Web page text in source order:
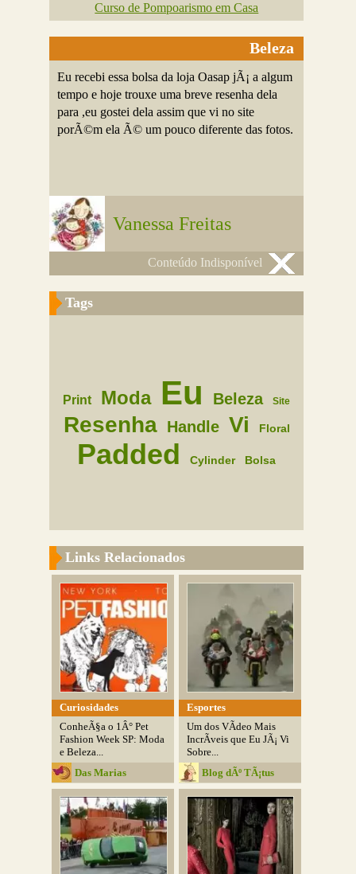
Curso de Pompoarismo em Casa
Beleza
Eu recebi essa bolsa da loja Oasap jÃ¡ a algum
tempo e hoje trouxe uma breve resenha dela
para ,eu gostei dela assim que vi no site
porÃ©m ela Ã© um pouco diferente das fotos.
Vanessa Freitas
Conteúdo Indisponível
Tags
Print Moda Eu Beleza Site
Resenha Handle Vi Floral
Padded Cylinder Bolsa
Links Relacionados
Curiosidades
ConheÃ§a o 1Â° Pet
Fashion Week SP: Moda
e Beleza...
Das Marias
Esportes
Um dos VÃ­deo Mais
IncrÃ­veis que Eu JÃ¡ Vi
Sobre...
Blog dÃº TÃ¡tus